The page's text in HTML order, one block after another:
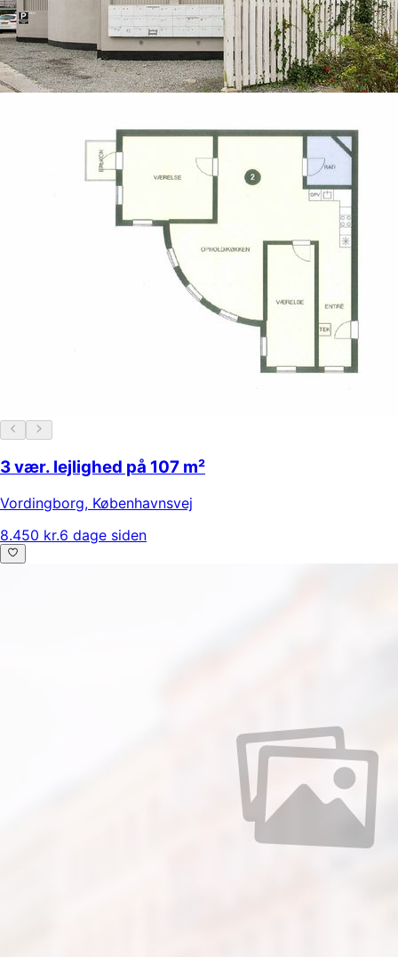
3 vær. lejlighed på 107 m²
Vordingborg, Københavnsvej
8.450 kr.6 dage siden